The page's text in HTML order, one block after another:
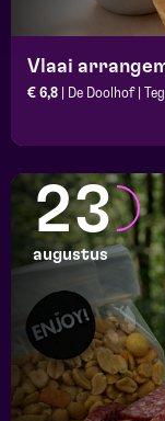
Vlaai
€ 6,8 | De Doolhof |
23
augustus